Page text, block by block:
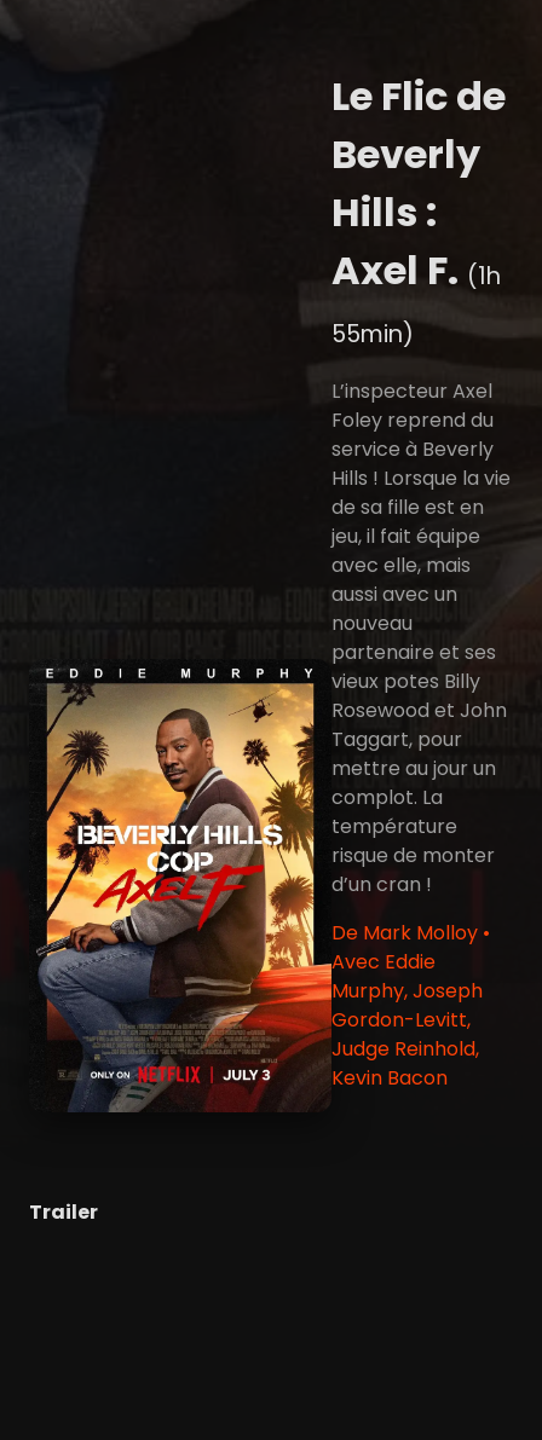
Le Flic de
Beverly
Hills :
Axel F. (1h
55min)
L’inspecteur Axel
Foley reprend du
service à Beverly
Hills ! Lorsque la vie
de sa fille est en
jeu, il fait équipe
avec elle, mais
aussi avec un
nouveau
partenaire et ses
vieux potes Billy
Rosewood et John
Taggart, pour
mettre au jour un
complot. La
température
risque de monter
d’un cran !
De Mark Molloy •
Avec Eddie
Murphy, Joseph
Gordon-Levitt,
Judge Reinhold,
Kevin Bacon
Trailer